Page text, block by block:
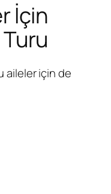
İçin
aileler için de